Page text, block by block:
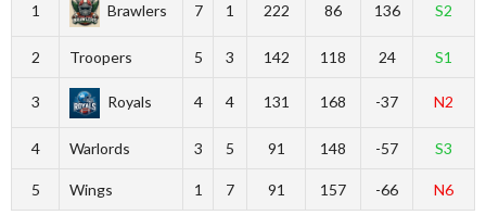
1 Brawlers 7 1 222 86 136 S2
2 Troopers 5 3 142 118 24 S1
3 Royals 4 4 131 168 -37 N2
4 Warlords 3 5 91 148 -57 S3
5 Wings 1 7 91 157 -66 N6